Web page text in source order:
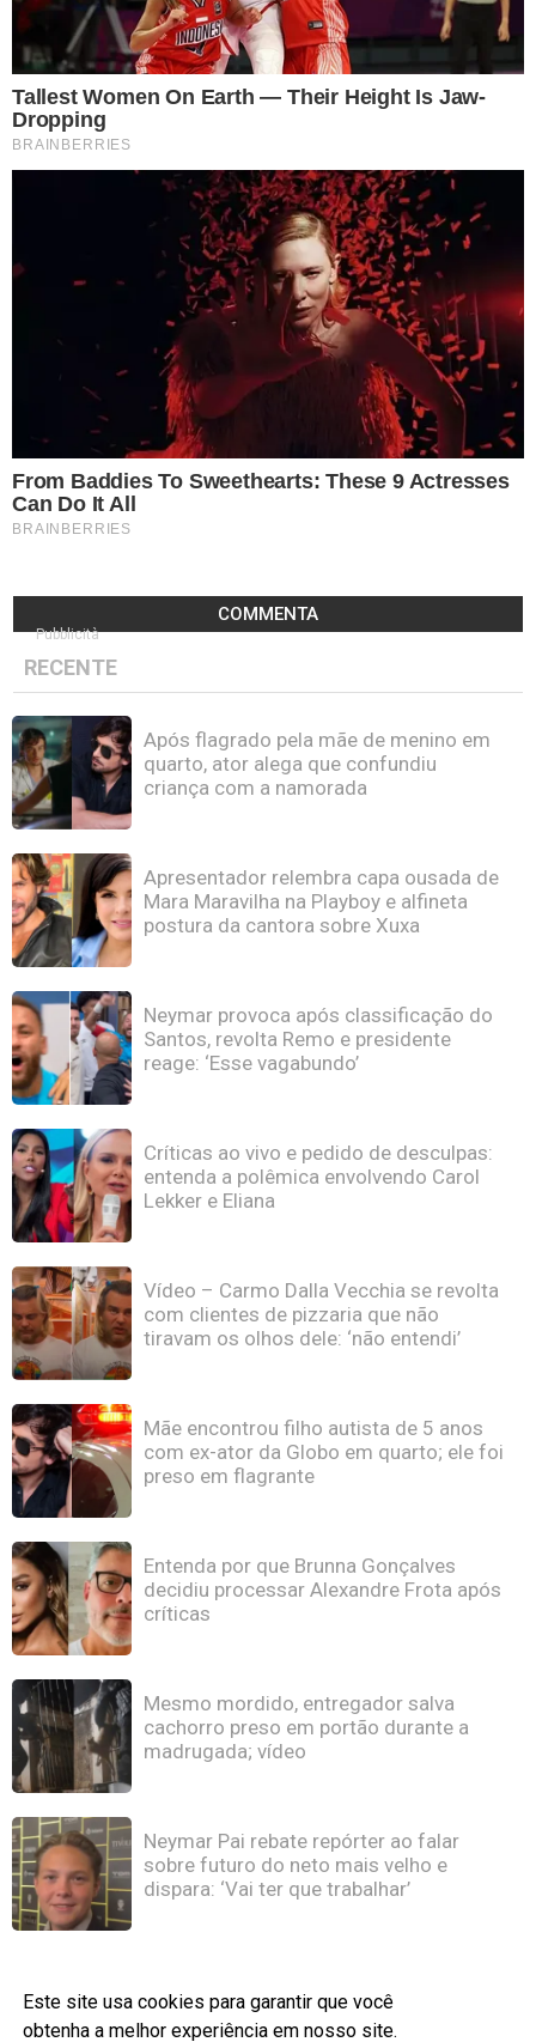
Este site usa cookies para garantir que você
obtenha a melhor experiência em nosso site.
COMMENTA
Pubblicità
RECENTE
Após flagrado pela mãe de menino em
quarto, ator alega que confundiu
criança com a namorada
Apresentador relembra capa ousada de
Mara Maravilha na Playboy e alfineta
postura da cantora sobre Xuxa
Neymar provoca após classificação do
Santos, revolta Remo e presidente
reage: ‘Esse vagabundo’
Críticas ao vivo e pedido de desculpas:
entenda a polêmica envolvendo Carol
Lekker e Eliana
Vídeo – Carmo Dalla Vecchia se revolta
com clientes de pizzaria que não
tiravam os olhos dele: ‘não entendi’
Mãe encontrou filho autista de 5 anos
com ex-ator da Globo em quarto; ele foi
preso em flagrante
Entenda por que Brunna Gonçalves
decidiu processar Alexandre Frota após
críticas
Mesmo mordido, entregador salva
cachorro preso em portão durante a
madrugada; vídeo
Neymar Pai rebate repórter ao falar
sobre futuro do neto mais velho e
dispara: ‘Vai ter que trabalhar’